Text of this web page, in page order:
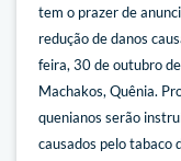
tem o prazer de
redução de danos
feira, 30 de outubro
Machakos, Quênia.
quenianos serão
causados pelo tabaco